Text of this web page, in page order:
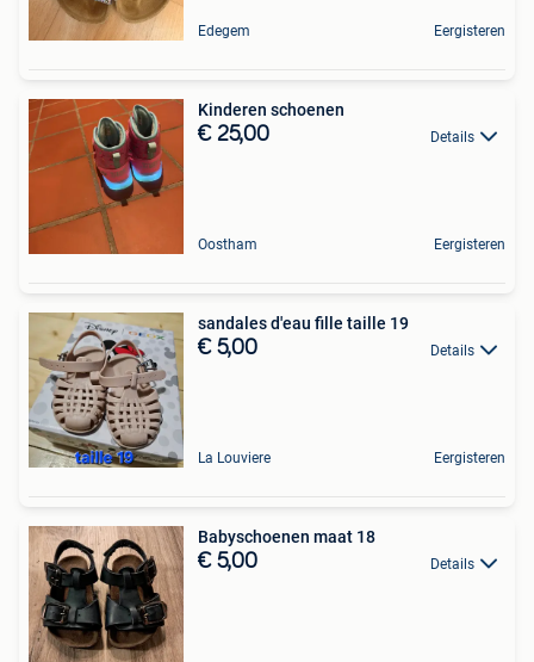
Edegem Eergisteren
Kinderen schoenen
€ 25,00 Details
Oostham Eergisteren
sandales d'eau fille taille 19
€ 5,00 Details
La Louviere Eergisteren
Babyschoenen maat 18
€ 5,00 Details